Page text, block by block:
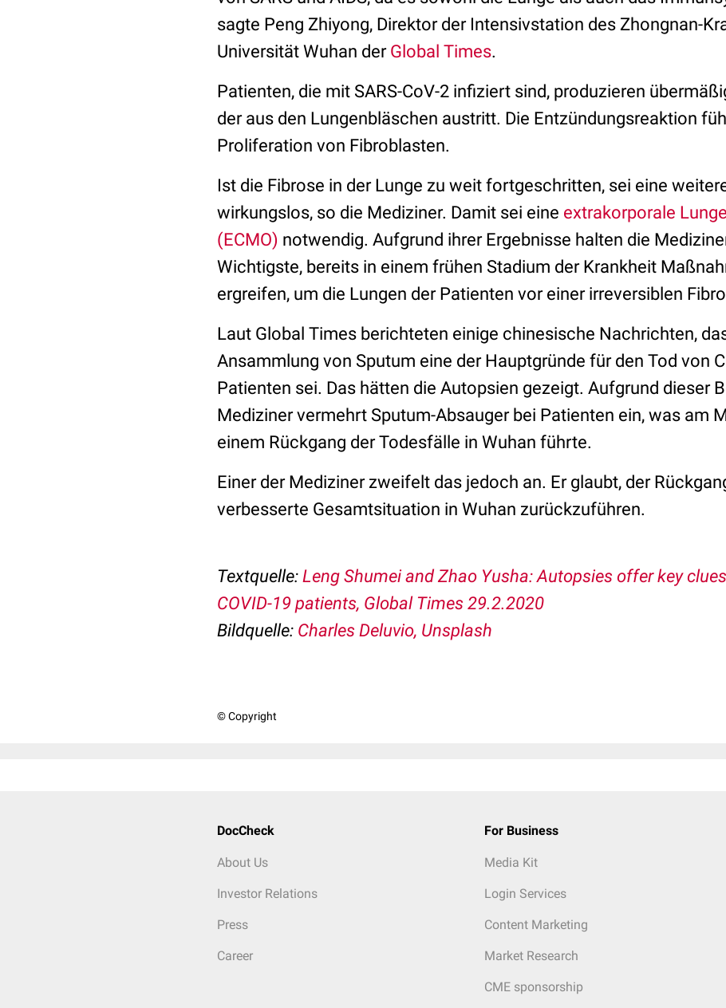
sagte Peng Zhiyong, Direktor der Intensivstation des Zhongnan-
Universität Wuhan der Global Times.
Patienten, die mit SARS-CoV-2 infiziert sind, produzieren
der aus den Lungenbläschen austritt. Die Entzündungsreaktion
Proliferation von Fibroblasten.
Ist die Fibrose in der Lunge zu weit fortgeschritten, sei eine
wirkungslos, so die Mediziner. Damit sei eine extrakorporale
(ECMO) notwendig. Aufgrund ihrer Ergebnisse halten die
Wichtigste, bereits in einem frühen Stadium der Krankheit
ergreifen, um die Lungen der Patienten vor einer irreversiblen
Laut Global Times berichteten einige chinesische Nachrichten,
Ansammlung von Sputum eine der Hauptgründe für den Tod von
Patienten sei. Das hätten die Autopsien gezeigt. Aufgrund dieser
Mediziner vermehrt Sputum-Absauger bei Patienten ein, was am
einem Rückgang der Todesfälle in Wuhan führte.
Einer der Mediziner zweifelt das jedoch an. Er glaubt, der
verbesserte Gesamtsituation in Wuhan zurückzuführen.
Textquelle: Leng Shumei and Zhao Yusha: Autopsies offer key
COVID-19 patients, Global Times 29.2.2020
Bildquelle: Charles Deluvio, Unsplash
© Copyright
DocCheck
About Us
Investor Relations
Press
Career
For Business
Media Kit
Login Services
Content Marketing
Market Research
CME sponsorship